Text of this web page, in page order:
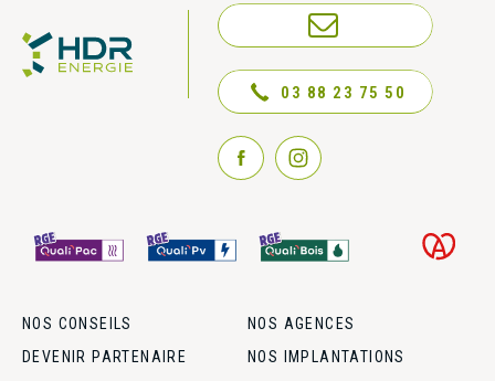
NOUS CONTACTER
03 88 23 75 50
NOS CONSEILS
NOS AGENCES
DEVENIR PARTENAIRE
NOS IMPLANTATIONS